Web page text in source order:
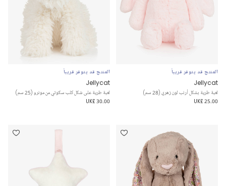
المنتج قد يتوفر قريباً
Jellycat
لعبة طرية بشكل أرنب لون زهري (28 سم)
UK£ 25.00
المنتج قد يتوفر قريباً
Jellycat
لعبة طرية على شكل كلب سكوتي من مونرو (25 سم)
UK£ 30.00